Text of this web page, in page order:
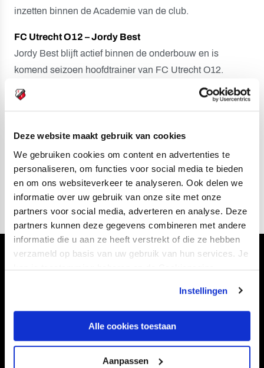
Deze website maakt gebruik van cookies
We gebruiken cookies om content en advertenties te
personaliseren, om functies voor social media te bieden
en om ons websiteverkeer te analyseren. Ook delen we
informatie over uw gebruik van onze site met onze
partners voor social media, adverteren en analyse. Deze
partners kunnen deze gegevens combineren met andere
informatie die u aan ze heeft verstrekt of die ze hebben
verzameld op basis van uw gebruik van hun services. Je
kan je toestemming beheren op de Cookiepagina.
Instellingen
Alle cookies toestaan
Aanpassen
inzetten binnen de Academie van de club.
FC Utrecht O12 – Jordy Best
Jordy Best blijft actief binnen de onderbouw en is
komend seizoen hoofdtrainer van FC Utrecht O12.
FC Utrecht O11 – Keo Oei
Keo Oei neemt de verantwoordelijkheid voor FC Utrecht
de assistent-trainer van FC Utrecht O13 en was
daarvoor zeven jaar actief bij PVCV.
Volg ons ook via
Navigeer naar